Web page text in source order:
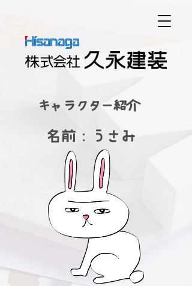
​キャラクター紹介
​名前：うさみ